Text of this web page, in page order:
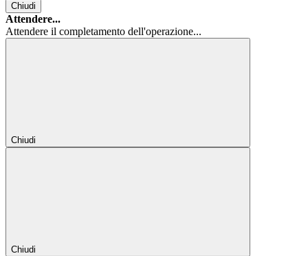
Chiudi
Attendere...
Attendere il completamento dell'operazione...
Chiudi
Chiudi